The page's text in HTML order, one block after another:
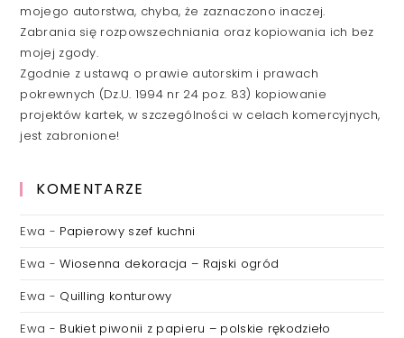
mojego autorstwa, chyba, że zaznaczono inaczej.
Zabrania się rozpowszechniania oraz kopiowania ich bez
mojej zgody.
Zgodnie z ustawą o prawie autorskim i prawach
pokrewnych (Dz.U. 1994 nr 24 poz. 83) kopiowanie
projektów kartek, w szczególności w celach komercyjnych,
jest zabronione!
KOMENTARZE
Ewa - Papierowy szef kuchni
Ewa -Wiosenna dekoracja – Rajski ogród
Ewa - Quilling konturowy
Ewa - Bukiet piwonii z papieru – polskie rękodzieło